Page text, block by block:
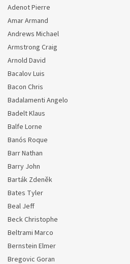
Adenot Pierre
Amar Armand
Andrews Michael
Armstrong Craig
Arnold David
Bacalov Luis
Bacon Chris
Badalamenti Angelo
Badelt Klaus
Balfe Lorne
Banós Roque
Barr Nathan
Barry John
Barták Zdeněk
Bates Tyler
Beal Jeff
Beck Christophe
Beltrami Marco
Bernstein Elmer
Bregovic Goran